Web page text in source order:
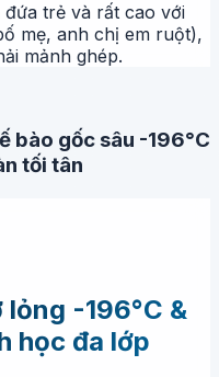
trẻ và rất cao với
mẹ, anh chị em ruột),
mảnh ghép.
bào gốc sâu -196°C
tối tân
-196°C &
học đa lớp